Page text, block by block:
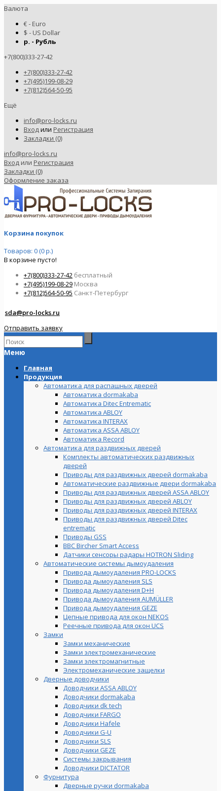
Валюта
€ - Euro
$ - US Dollar
р. - Рубль
+7(800)333-27-42
+7(800)333-27-42
+7(495)199-08-29
+7(812)564-50-95
Ещё
info@pro-locks.ru
Входили Регистрация
Закладки (0)
info@pro-locks.ru
Вход или Регистрация
Закладки (0)
Оформление заказа
Корзина покупок
Товаров: 0 (0 р.)
В корзине пусто!
+7(800)333-27-42 бесплатный
+7(495)199-08-29 Москва
+7(812)564-50-95 Санкт-Петербург
sda@pro-locks.ru
Отправить заявку
Меню
Главная
Продукция
Автоматика для распашных дверей
Автоматика dormakaba
Автоматика Ditec Entrematic
Автоматика ABLOY
Автоматика INTERAX
Автоматика ASSA ABLOY
Автоматика Record
Автоматика для раздвижных дверей
Комплекты автоматических раздвижных
дверей
Приводы для раздвижных дверей dormakaba
Автоматические раздвижные двери dormakaba
Приводы для раздвижных дверей ASSA ABLOY
Приводы для раздвижных дверей ABLOY
Приводы для раздвижных дверей INTERAX
Приводы для раздвижных дверей Ditec
entrematic
Приводы GSS
BBC Bircher Smart Access
Датчики сенсоры радары HOTRON Sliding
Автоматические системы дымоудаления
Привода дымоудаления PRO-LOCKS
Привода дымоудаления SLS
Привода дымоудаления D+H
Привода дымоудаления AUMÜLLER
Привода дымоудаления GEZE
Цепные привода для окон NEKOS
Реечные привода для окон UСS
Замки
Замки механические
Замки электромеханические
Замки электромагнитные
Электромеханические защелки
Дверные доводчики
Доводчики ASSA ABLOY
Доводчики dormakaba
Доводчики dk tech
Доводчики FARGO
Доводчики Hafele
Доводчики G-U
Доводчики SLS
Доводчики GEZE
Cистемы закрывания
Доводчики DICTATOR
Фурнитура
Дверные ручки dormakaba